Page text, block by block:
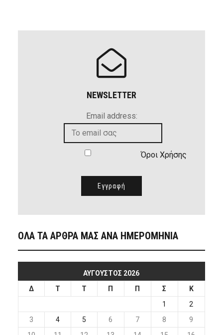
NEWSLETTER
Email address:
Όροι Χρήσης
ΟΛΑ ΤΑ ΑΡΘΡΑ ΜΑΣ ΑΝΑ ΗΜΕΡΟΜΗΝΙΑ
ΑΎΓΟΥΣΤΟΣ 2026
Δ
Τ Τ Π Π Σ
Κ
1
2
3
4 5 6 7 8
9